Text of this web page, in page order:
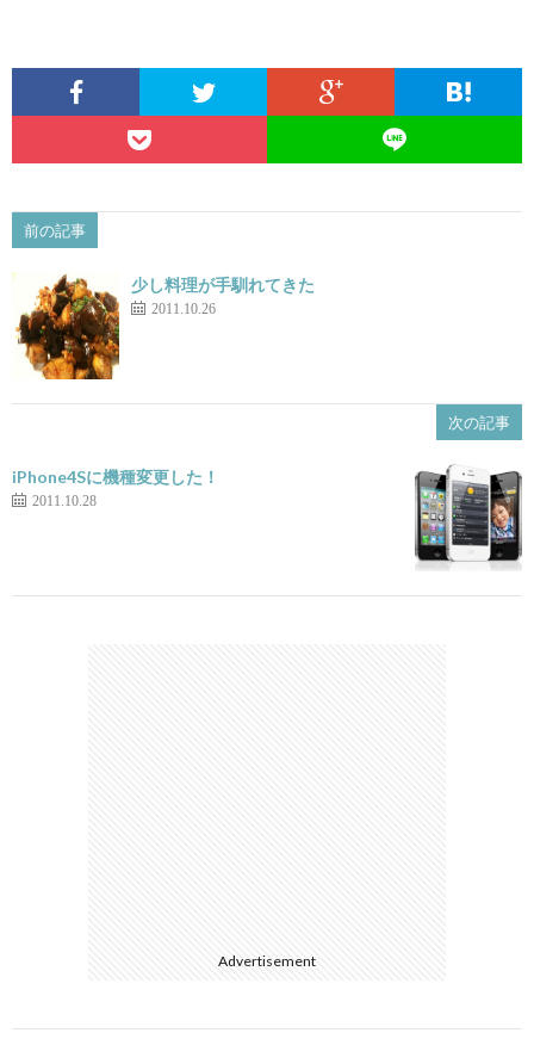
前の記事
少し料理が手馴れてきた
2011.10.26
次の記事
iPhone4Sに機種変更した！
2011.10.28
Advertisement